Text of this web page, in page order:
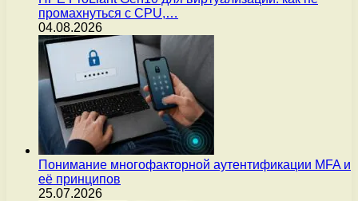
промахнуться с CPU,…
04.08.2026
Понимание многофакторной аутентификации MFA и
её принципов
25.07.2026